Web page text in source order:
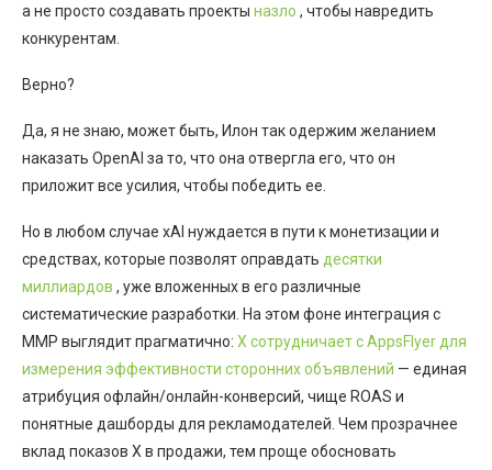
а не просто создавать проекты назло , чтобы навредить
конкурентам.
Верно?
Да, я не знаю, может быть, Илон так одержим желанием
наказать OpenAI за то, что она отвергла его, что он
приложит все усилия, чтобы победить ее.
Но в любом случае xAI нуждается в пути к монетизации и
средствах, которые позволят оправдать десятки
миллиардов , уже вложенных в его различные
систематические разработки. На этом фоне интеграция с
MMP выглядит прагматично: X сотрудничает с AppsFlyer для
измерения эффективности сторонних объявлений — единая
атрибуция офлайн/онлайн-конверсий, чище ROAS и
понятные дашборды для рекламодателей. Чем прозрачнее
вклад показов X в продажи, тем проще обосновать